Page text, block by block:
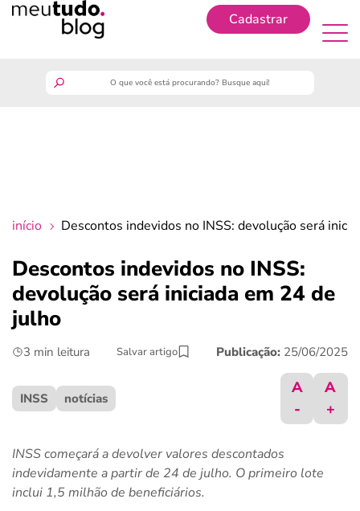
Cadastrar
crédito fácil
início Descontos indevidos no INSS: devolução será
Descontos indevidos no INSS:
devolução será iniciada em 24 de
julho
3 min leitura Salvar artigo Publicação: 25/06/2025
INSS notícias
A
-
A
+
INSS começará a devolver valores descontados
indevidamente a partir de 24 de julho. O primeiro lote
inclui 1,5 milhão de beneficiários.